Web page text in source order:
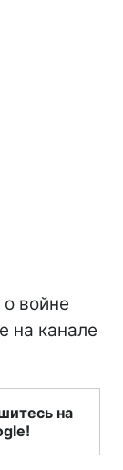
войне
на канале
на